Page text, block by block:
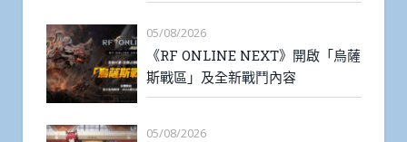
05/08/2026
《RF ONLINE NEXT》開啟「烏薩
斯戰區」及全新戰鬥內容
05/08/2026